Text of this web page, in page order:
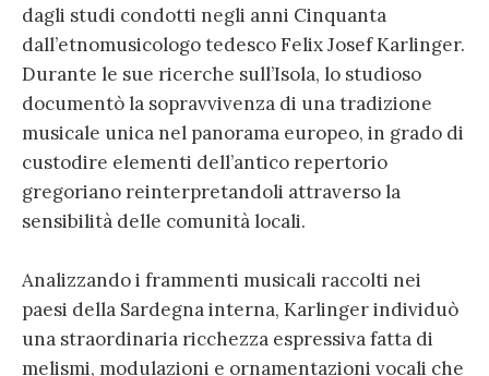
dagli studi condotti negli anni Cinquanta
dall’etnomusicologo tedesco Felix Josef Karlinger.
Durante le sue ricerche sull’Isola, lo studioso
documentò la sopravvivenza di una tradizione
musicale unica nel panorama europeo, in grado di
custodire elementi dell’antico repertorio
gregoriano reinterpretandoli attraverso la
sensibilità delle comunità locali.
Analizzando i frammenti musicali raccolti nei
paesi della Sardegna interna, Karlinger individuò
una straordinaria ricchezza espressiva fatta di
melismi, modulazioni e ornamentazioni vocali che